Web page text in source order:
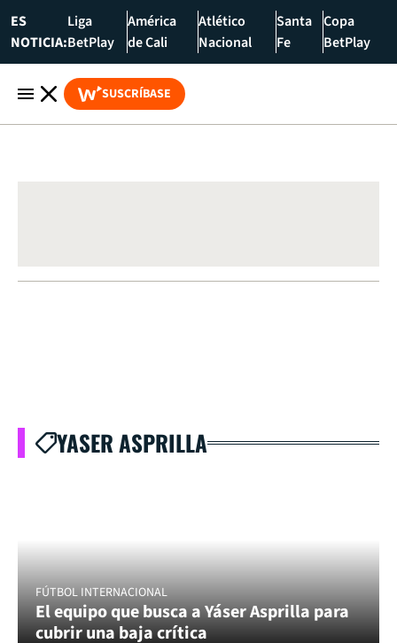
ES
NOTICIA:
Liga
BetPlay
América
de Cali
Atlético
Nacional
Santa
Fe
Copa
BetPlay
SUSCRÍBASE
YASER ASPRILLA
FÚTBOL INTERNACIONAL
El equipo que busca a Yáser Asprilla para
cubrir una baja crítica